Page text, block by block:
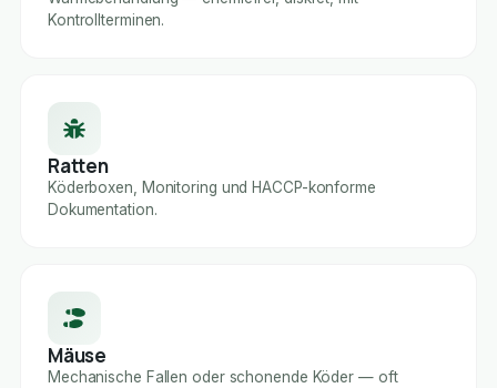
Kontrollterminen.
Ratten
Köderboxen, Monitoring und HACCP-konforme
Dokumentation.
Mäuse
Mechanische Fallen oder schonende Köder — oft